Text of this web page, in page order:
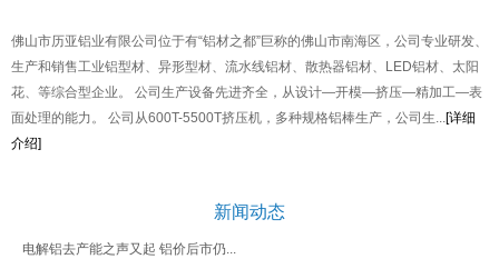
佛山市历亚铝业有限公司位于有“铝材之都”巨称的佛山市南海区，公司专业研发、
生产和销售工业铝型材、异形型材、流水线铝材、散热器铝材、LED铝材、太阳
花、等综合型企业。 公司生产设备先进齐全，从设计—开模—挤压—精加工—表
面处理的能力。 公司从600T-5500T挤压机，多种规格铝棒生产，公司生...[详细
介绍]
新闻动态
电解铝去产能之声又起 铝价后市仍...